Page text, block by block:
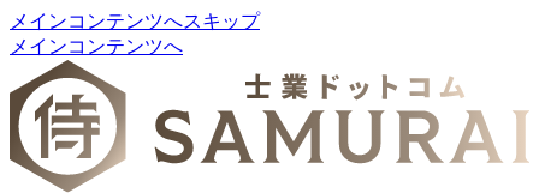
メインコンテンツへスキップ
メインコンテンツへ